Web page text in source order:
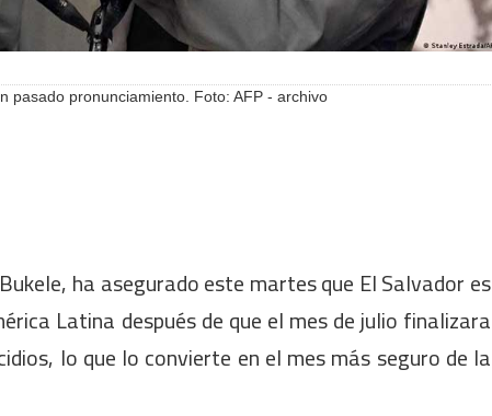
pasado pronunciamiento. Foto: AFP - archivo
ha asegurado este martes que El Salvador es
Latina después de que el mes de julio finalizara
lo que lo convierte en el mes más seguro de la